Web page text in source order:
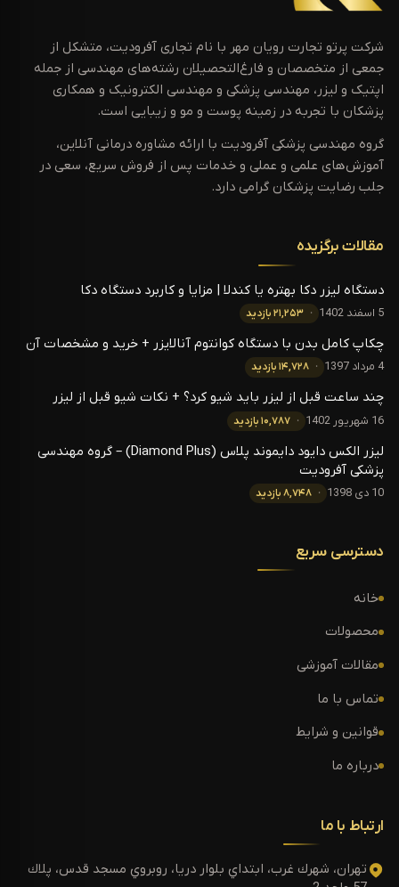
شرکت پرتو تجارت رویان مهر با نام تجاری آفرودیت، متشکل از
جمعی از متخصصان و فارغ‌التحصیلان رشته‌های مهندسی از جمله
اپتیک و لیزر، مهندسی پزشکی و مهندسی الکترونیک و همکاری
پزشکان با تجربه در زمینه پوست و مو و زیبایی است.
گروه مهندسی پزشکی آفرودیت با ارائه مشاوره درمانی آنلاین،
آموزش‌های علمی و عملی و خدمات پس از فروش سریع، سعی در
جلب رضایت پزشکان گرامی دارد.
مقالات برگزیده
دستگاه لیزر دکا بهتره یا کندلا | مزایا و کاربرد دستگاه دکا
5 اسفند 1402 ۲۱,۲۵۳ بازدید
چکاپ کامل بدن با دستگاه کوانتوم آنالایزر + خرید و مشخصات آن
4 مرداد 1397 ۱۴,۷۲۸ بازدید
چند ساعت قبل از لیزر باید شیو کرد؟ + نکات شیو قبل از لیزر
16 شهریور 1402 ۱۰,۷۸۷ بازدید
لیزر الکس دایود دایموند پلاس (Diamond Plus) – گروه مهندسی
پزشکی آفرودیت
10 دی 1398 ۸,۷۴۸ بازدید
دسترسی سریع
خانه
محصولات
مقالات آموزشی
تماس با ما
قوانین و شرایط
درباره ما
ارتباط با ما
تهران، شهرك غرب، ابتداي بلوار دريا، روبروي مسجد قدس، پلاك